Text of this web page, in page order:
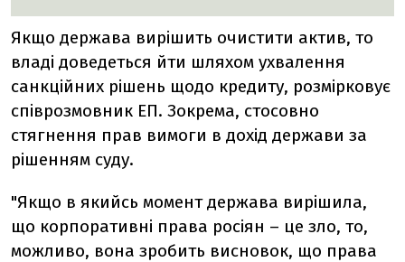
Якщо держава вирішить очистити актив, то
владі доведеться йти шляхом ухвалення
санкційних рішень щодо кредиту, розмірковує
співрозмовник ЕП. Зокрема, стосовно
стягнення прав вимоги в дохід держави за
рішенням суду.
"Якщо в якийсь момент держава вирішила,
що корпоративні права росіян – це зло, то,
можливо, вона зробить висновок, що права